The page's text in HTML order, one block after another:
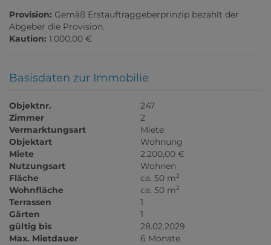
Provision: Gemäß Erstauftraggeberprinzip bezahlt der
Abgeber die Provision.
Kaution: 1.000,00 €
Basisdaten zur Immobilie
Objektnr.
247
Zimmer
2
Vermarktungsart
Miete
Objektart
Wohnung
Miete
2.200,00 €
Nutzungsart
Wohnen
Fläche
ca. 50 m2
Wohnfläche ca. 50 m2
Terrassen
1
Gärten
1
gültig bis
28.02.2029
Max. Mietdauer
6 Monate